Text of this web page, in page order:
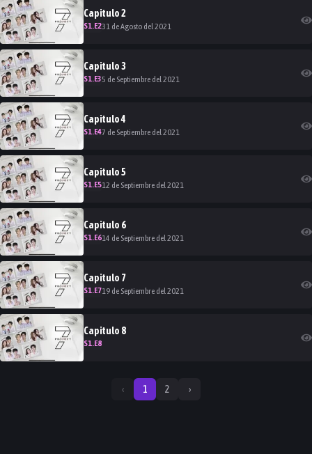
Capitulo2
S1.E231 de Agosto del 2021
Capitulo3
S1.E35 de Septiembre del 2021
Capitulo4
S1.E47 de Septiembre del 2021
Capitulo5
S1.E512 de Septiembre del 2021
Capitulo 6
S1.E614 de Septiembre del 2021
Capitulo 7
S1.E719 de Septiembre del 2021
Capitulo 8
S1.E8
‹ 1 2 ›